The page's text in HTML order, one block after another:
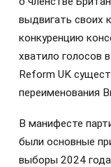
выдвигать своих
конкуренцию
хватило голосов
Reform UK
переименования
В манифесте
были основные
выборы 2024